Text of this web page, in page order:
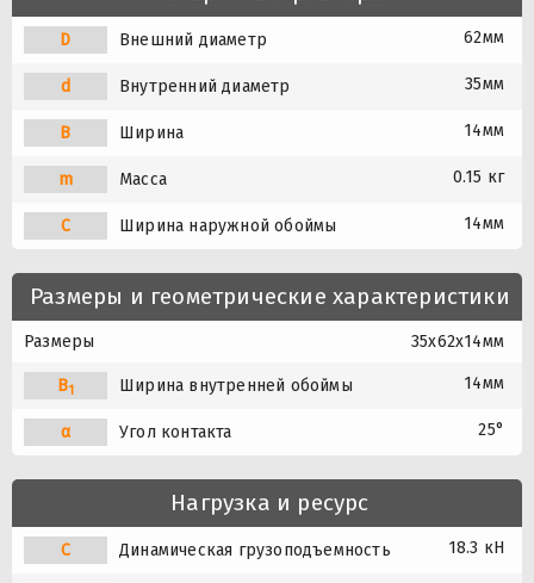
D Внешний диаметр 62мм
d Внутренний диаметр 35мм
B Ширина 14мм
m Масса 0.15 кг
C Ширина наружной обоймы 14мм
Размеры и геометрические характеристики
Размеры 35x62x14мм
B1 Ширина внутренней обоймы 14мм
α Угол контакта 25°
Нагрузка и ресурс
C Динамическая грузоподъемность 18.3 кН